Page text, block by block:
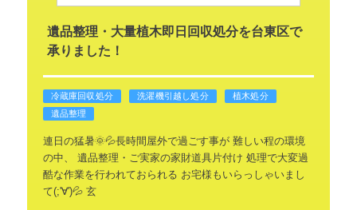
遺品整理・大量植木即日回収処分を台東区で
承りました！
冷蔵庫回収処分 洗濯機引越し処分
植木処分
遺品整理
連日の猛暑🌞💦長時間屋外で過ごす事が難しい程の環境
の中、
遺品整理・ご実家の家財道具片付け 処理で大変過
酷な作業を行われておられる お宅様もいらっしゃいまし
て(;'∀')💦 玄